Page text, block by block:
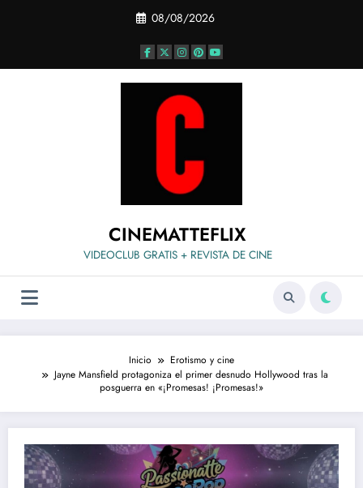
08/08/2026
CINEMATTEFLIX
VIDEOCLUB GRATIS + REVISTA DE CINE
Inicio
Erotismo y cine
Jayne Mansfield protagoniza el primer desnudo Hollywood tras la
posguerra en «¡Promesas! ¡Promesas!»